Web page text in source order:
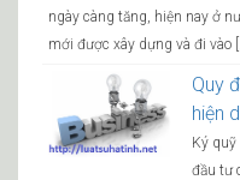
ngày càng tăng, hiện nay ở
mới được xây dựng và đi vào
Quy
hiện
Ký quỹ
đầu tư